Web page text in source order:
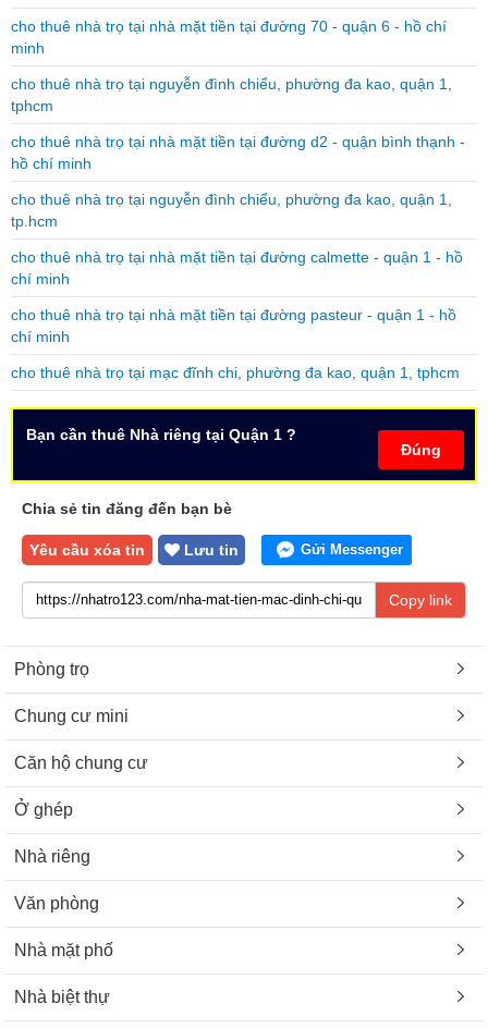
cho thuê nhà trọ tại nhà mặt tiền tại đường 70 - quận 6 - hồ chí
minh
cho thuê nhà trọ tại nguyễn đình chiểu, phường đa kao, quận 1,
tphcm
cho thuê nhà trọ tại nhà mặt tiền tại đường d2 - quận bình thạnh -
hồ chí minh
cho thuê nhà trọ tại nguyễn đình chiểu, phường đa kao, quận 1,
tp.hcm
cho thuê nhà trọ tại nhà mặt tiền tại đường calmette - quận 1 - hồ
chí minh
cho thuê nhà trọ tại nhà mặt tiền tại đường pasteur - quận 1 - hồ
chí minh
cho thuê nhà trọ tại mạc đĩnh chi, phường đa kao, quận 1, tphcm
Đúng
Bạn cần thuê Nhà riêng tại Quận 1 ?
Chia sẻ tin đăng đến bạn bè
Yêu cầu xóa tin Lưu tin Gửi Messenger
Copy link
Phòng trọ
Chung cư mini
Căn hộ chung cư
Ở ghép
Nhà riêng
Văn phòng
Nhà mặt phố
Nhà biệt thự